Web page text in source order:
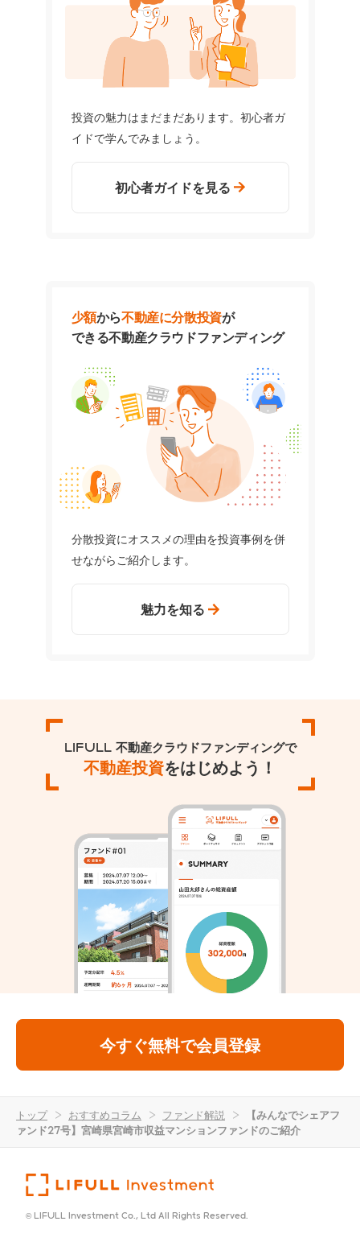
投資の魅力はまだまだあります。初心者ガ
イドで学んでみましょう。
初心者ガイドを見る
少額から不動産に分散投資が
できる不動産クラウドファンディング
分散投資にオススメの理由を投資事例を併
せながらご紹介します。
魅力を知る
LIFULL 不動産クラウドファンディングで
不動産投資をはじめよう！
今すぐ無料で会員登録
トップ > おすすめコラム > ファンド解説 >
【みんなでシェアフ
ァンド27号】宮崎県宮崎市収益マンションファンドのご紹介
© LIFULL Investment Co., Ltd All Rights Reserved.